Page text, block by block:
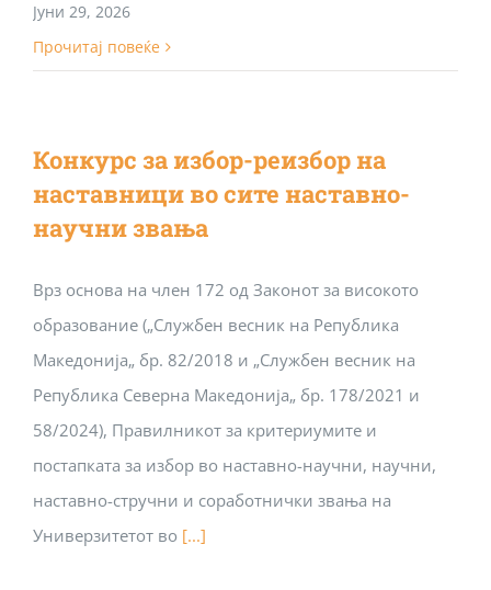
Јуни 29, 2026
Прочитај повеќе
Конкурс за избор-реизбор на
наставници во сите наставно-
научни звања
Врз основа на член 172 од Законот за високото
образование („Службен весник на Република
Македонија„ бр. 82/2018 и „Службен весник на
Република Северна Македонија„ бр. 178/2021 и
58/2024), Правилникот за критериумите и
постапката за избор во наставно-научни, научни,
наставно-стручни и соработнички звања на
Универзитетот во [...]